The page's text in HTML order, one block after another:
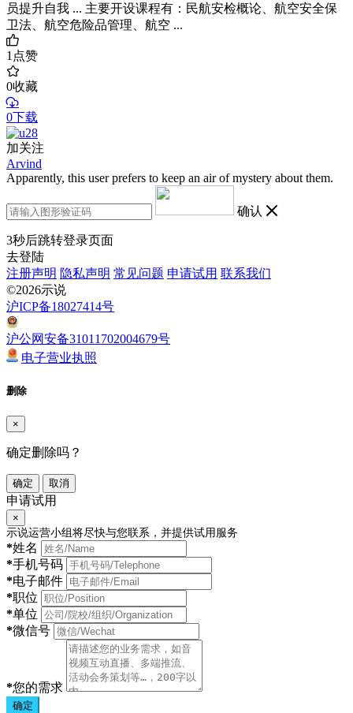
员提升自我 ... 主要开设课程有：民航安检概论、航空安全保
卫法、航空危险品管理、航空 ...
1点赞
0收藏
0下载
加关注
Arvind
Apparently, this user prefers to keep an air of mystery about them.
确认
3秒后跳转登录页面
去登陆
注册声明 隐私声明 常见问题 申请试用 联系我们
©2026示说
沪ICP备18027414号
沪公网安备31011702004679号
电子营业执照
删除
×
确定删除吗？
确定 取消
申请试用
×
示说运营小组将尽快与您联系，并提供试用服务
*姓名
*手机号码
*电子邮件
*职位
*单位
*微信号
*您的需求
确定